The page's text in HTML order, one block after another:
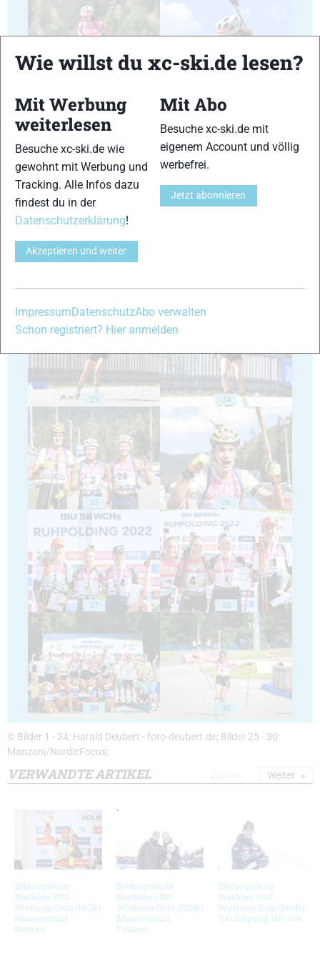
20
23 24
25 26
27 28
29 30
© Bilder 1 - 24: Harald Deubert - foto-deubert.de; Bilder 25 - 30:
Manzoni/NordicFocus;
VERWANDTE ARTIKEL
Bildergalerie
Biathlon IBU
Weltcup Oslo (NOR)
Massenstart
Herren
Bildergalerie
Biathlon IBU
Weltcup Oslo (NOR)
Massenstart
Frauen
Bildergalerie
Biathlon IBU
Weltcup Oslo (NOR)
Verfolgung Herren
Weiter
Wie willst du xc-ski.de lesen?
Mit Werbung
weiterlesen
Besuche xc-ski.de wie
gewohnt mit Werbung und
Tracking. Alle Infos dazu
findest du in der
Datenschutzerklärung!
Akzeptieren und weiter
Mit Abo
Besuche xc-ski.de mit
eigenem Account und völlig
werbefrei.
Jetzt abonnieren
Impressum DatenschutzAbo verwalten
Schon registriert? Hier anmelden